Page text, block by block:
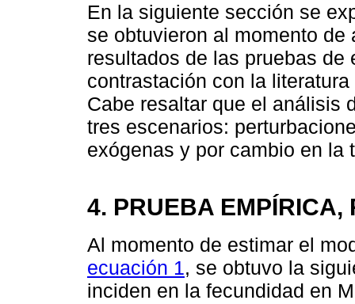
En la siguiente sección se
se obtuvieron al momento
resultados de las pruebas
contrastación con la
Cabe resaltar que el análisis
tres escenarios:
exógenas y por cambio en la
4. PRUEBA EMPÍRICA,
Al momento de estimar el
ecuación 1, se obtuvo la
inciden en la fecundidad en